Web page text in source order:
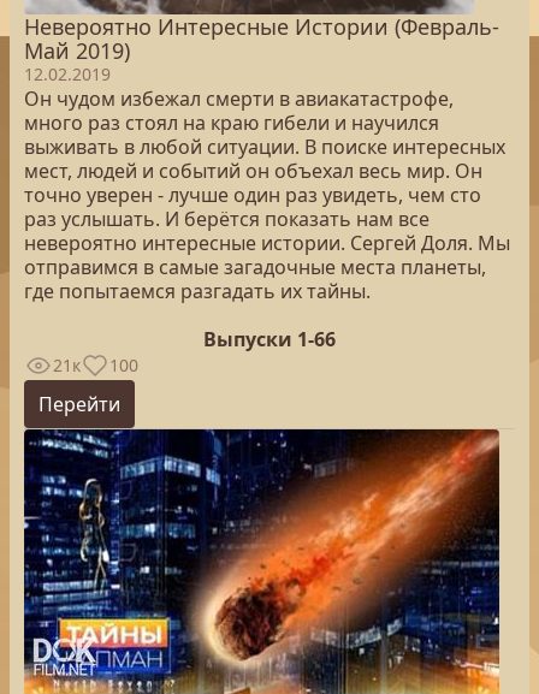
Невероятно Интересные Истории (Февраль-
Май 2019)
12.02.2019
Он чудом избежал смерти в авиакатастрофе,
много раз стоял на краю гибели и научился
выживать в любой ситуации. В поиске интересных
мест, людей и событий он объехал весь мир. Он
точно уверен - лучше один раз увидеть, чем сто
раз услышать. И берётся показать нам все
невероятно интересные истории. Сергей Доля. Мы
отправимся в самые загадочные места планеты,
где попытаемся разгадать их тайны.
Выпуски 1-66
21к 100
Перейти